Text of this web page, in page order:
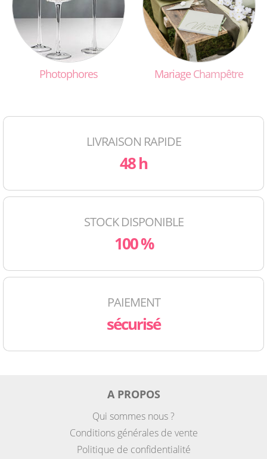
Photophores Mariage Champêtre
LIVRAISON RAPIDE
48 h
STOCK DISPONIBLE
100 %
PAIEMENT
sécurisé
A PROPOS
Qui sommes nous ?
Conditions générales de vente
Politique de confidentialité